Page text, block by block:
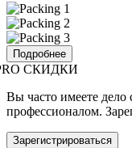
Подробнее
СКИДКИ
Вы часто имеете дело
профессионалом.
Зарегистрироваться